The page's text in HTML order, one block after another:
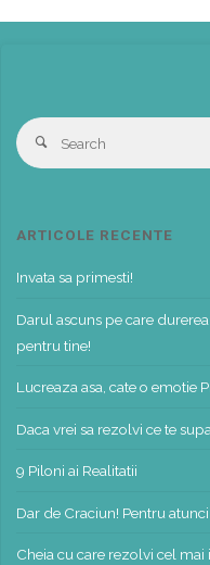
Search
ARTICOLE RECENTE
Invata sa primesti!
Darul ascuns pe care
pentru tine!
Lucreaza asa, cate o emotie
Daca vrei sa rezolvi ce te
9 Piloni ai Realitatii
Dar de Craciun! Pentru
Cheia cu care rezolvi cel